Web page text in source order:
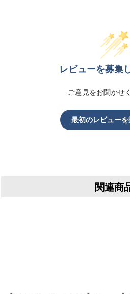
レビューを募集
ご意見をお聞かせ
最初のレビュー
関連商